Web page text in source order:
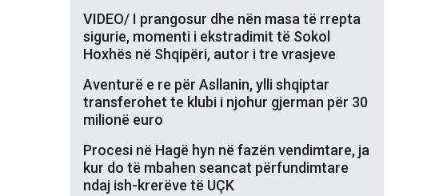
VIDEO/ I prangosur dhe nën masa të rrepta
sigurie, momenti i ekstradimit të Sokol
Hoxhës në Shqipëri, autor i tre vrasjeve
Aventurë e re për Asllanin, ylli shqiptar
transferohet te klubi i njohur gjerman për 30
milionë euro
Procesi në Hagë hyn në fazën vendimtare, ja
kur do të mbahen seancat përfundimtare
ndaj ish-krerëve të UÇK